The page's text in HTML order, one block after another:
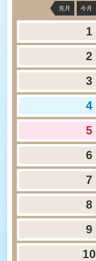
先月 今月
1
2
3
4
5
6
7
8
9
10